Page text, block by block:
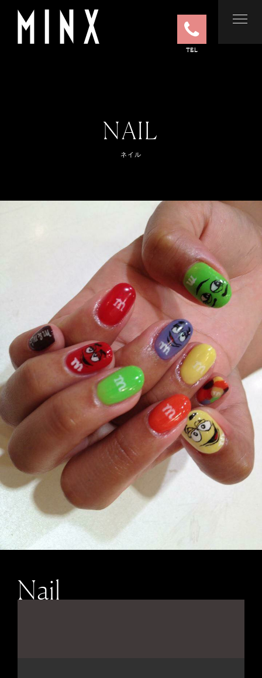
TEL
NAIL
ネイル
Nail